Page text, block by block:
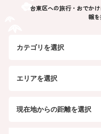
台東区への旅行・おでか
報を
カテゴリを選択
エリアを選択
現在地からの距離を選択